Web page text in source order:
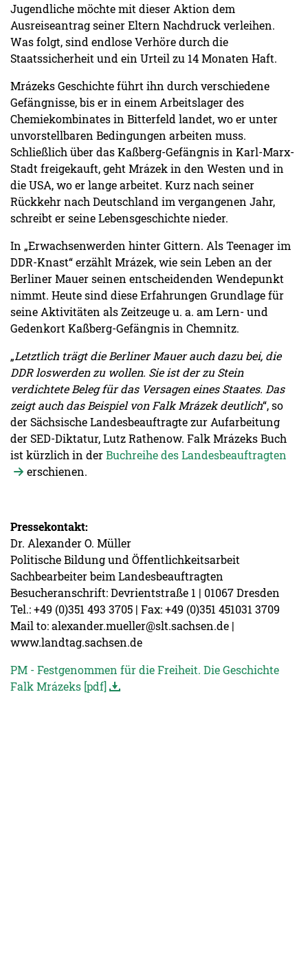
Jugendliche möchte mit dieser Aktion dem
Ausreiseantrag seiner Eltern Nachdruck verleihen.
Was folgt, sind endlose Verhöre durch die
Staatssicherheit und ein Urteil zu 14 Monaten Haft.
Mrázeks Geschichte führt ihn durch verschiedene
Gefängnisse, bis er in einem Arbeitslager des
Chemiekombinates in Bitterfeld landet, wo er unter
unvorstellbaren Bedingungen arbeiten muss.
Schließlich über das Kaßberg-Gefängnis in Karl-Marx-
Stadt freigekauft, geht Mrázek in den Westen und in
die USA, wo er lange arbeitet. Kurz nach seiner
Rückkehr nach Deutschland im vergangenen Jahr,
schreibt er seine Lebensgeschichte nieder.
In „Erwachsenwerden hinter Gittern. Als Teenager im
DDR-Knast“ erzählt Mrázek, wie sein Leben an der
Berliner Mauer seinen entscheidenden Wendepunkt
nimmt. Heute sind diese Erfahrungen Grundlage für
seine Aktivitäten als Zeitzeuge u. a. am Lern- und
Gedenkort Kaßberg-Gefängnis in Chemnitz.
„Letztlich trägt die Berliner Mauer auch dazu bei, die
DDR loswerden zu wollen. Sie ist der zu Stein
verdichtete Beleg für das Versagen eines Staates. Das
zeigt auch das Beispiel von Falk Mrázek deutlich“, so
der Sächsische Landesbeauftragte zur Aufarbeitung
der SED-Diktatur, Lutz Rathenow. Falk Mrázeks Buch
ist kürzlich in derBuchreihe des Landesbeauftragten
erschienen.
Pressekontakt:
Dr. Alexander O. Müller
Politische Bildung und Öffentlichkeitsarbeit
Sachbearbeiter beim Landesbeauftragten
Besucheranschrift: Devrientstraße 1 | 01067 Dresden
Tel.: +49 (0)351 493 3705 | Fax: +49 (0)351 451031 3709
Mail to: alexander.mueller@slt.sachsen.de |
www.landtag.sachsen.de
PM - Festgenommen für die Freiheit. Die Geschichte
Falk Mrázeks [pdf]